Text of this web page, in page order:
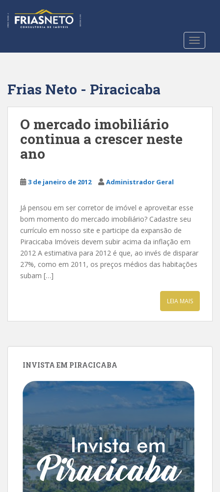
t
Frias Neto - Piracicaba
O mercado imobiliário
continua a crescer neste
ano
3 de janeiro de 2012 Administrador Geral
Já pensou em ser corretor de imóvel e aproveitar esse
bom momento do mercado imobiliário? Cadastre seu
currículo em nosso site e participe da expansão de
Piracicaba Imóveis devem subir acima da inflação em
2012 A estimativa para 2012 é que, ao invés de disparar
27%, como em 2011, os preços médios das habitações
subam […]
LEIA MAIS
INVISTA EM PIRACICABA